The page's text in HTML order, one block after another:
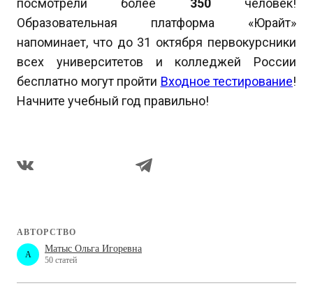
посмотрели более 350человек!
Образовательная платформа «Юрайт»
напоминает, что до 31 октября первокурсники
всех университетов и колледжей России
бесплатно могут пройти Входное тестирование!
Начните учебный год правильно!
АВТОРСТВО
A
Матыс Ольга Игоревна
50 статей